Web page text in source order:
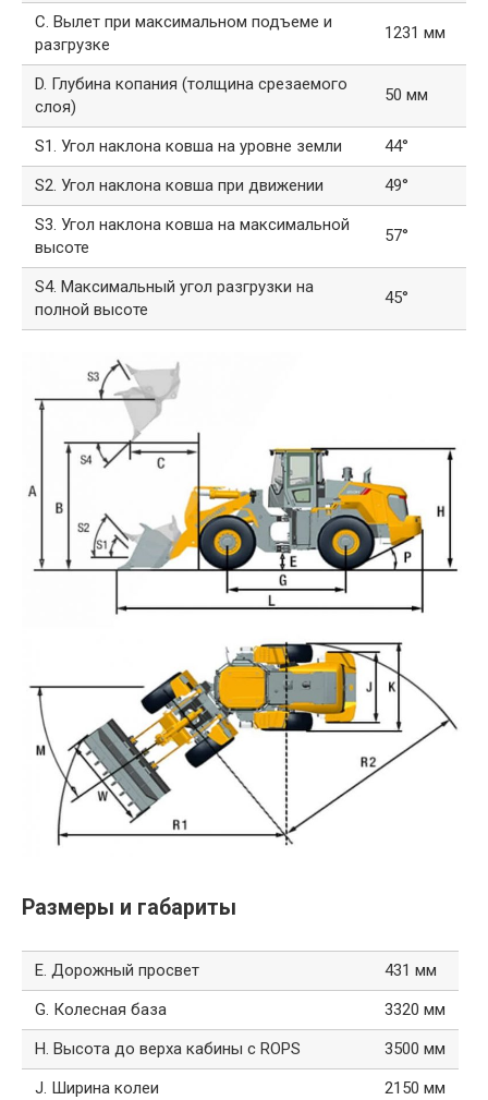
C. Вылет при максимальном подъеме и
разгрузке
1231 мм
D. Глубина копания (толщина срезаемого
слоя)
50 мм
S1. Угол наклона ковша на уровне земли
44°
S2. Угол наклона ковша при движении
49°
S3. Угол наклона ковша на максимальной
высоте
57°
S4. Максимальный угол разгрузки на
полной высоте
45°
Размеры и габариты
E. Дорожный просвет
431 мм
G. Колесная база
3320 мм
H. Высота до верха кабины с ROPS
3500 мм
J. Ширина колеи
2150 мм